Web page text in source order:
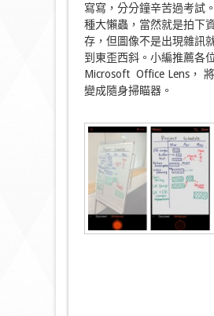
寫寫，分分鐘辛苦過考試
種大懶蟲，當然就是拍下
存，但圖像不是出現雜訊
到東歪西斜。小編推薦各
Microsoft Office Lens，
變成隨身掃瞄器。